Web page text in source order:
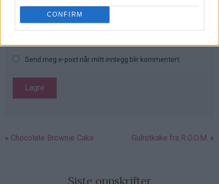
CONFIRM
Send meg e-post når mitt innlegg blir kommentert
Chocolate Brownie Cake Gulrotkake fra R.O.O.M.
Siste oppskrifter